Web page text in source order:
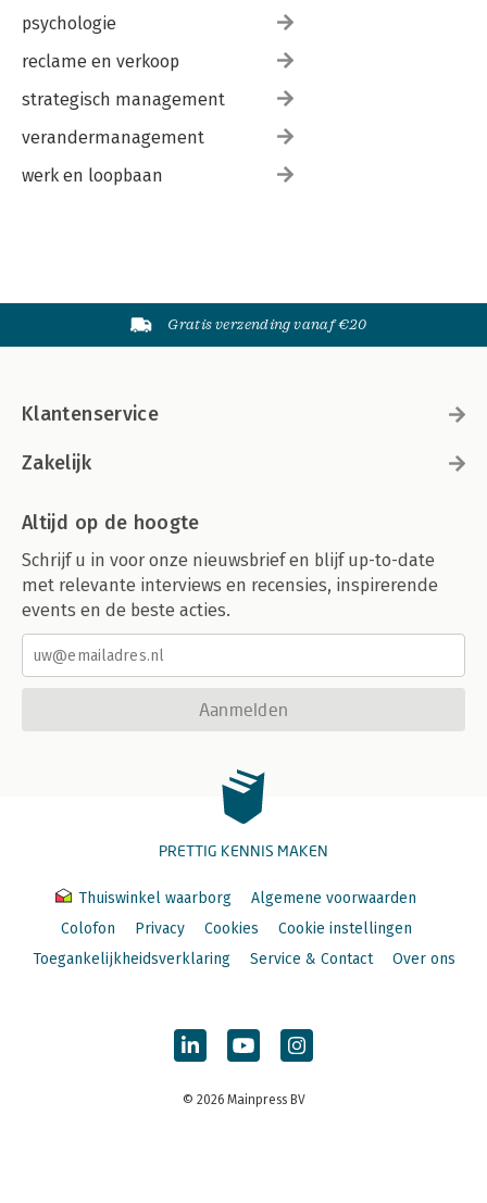
psychologie
reclame en verkoop
strategisch management
verandermanagement
werk en loopbaan
Gratis verzending vanaf €20
Klantenservice
Zakelijk
Altijd op de hoogte
Schrijf u in voor onze nieuwsbrief en blijf up-to-date
met relevante interviews en recensies, inspirerende
events en de beste acties.
Aanmelden
PRETTIG KENNIS MAKEN
Thuiswinkel waarborg
Algemene voorwaarden
Colofon
Privacy Cookies
Cookie instellingen
Toegankelijkheidsverklaring
Service & Contact Over ons
© 2026 Mainpress BV